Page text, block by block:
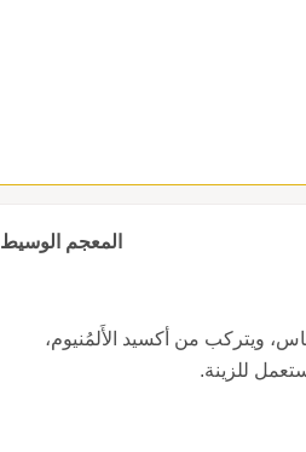
المعجم الوسيط
ويتركب من أكسيد الأَلمُنيوم،
للزينة.